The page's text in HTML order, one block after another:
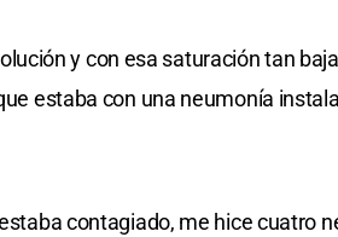
y con esa saturación tan
estaba con una neumonía
contagiado, me hice cuatro